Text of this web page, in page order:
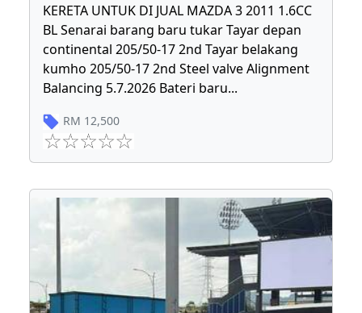
KERETA UNTUK DI JUAL MAZDA 3 2011 1.6CC
BL Senarai barang baru tukar Tayar depan
continental 205/50-17 2nd Tayar belakang
kumho 205/50-17 2nd Steel valve Alignment
Balancing 5.7.2026 Bateri baru...
RM 12,500